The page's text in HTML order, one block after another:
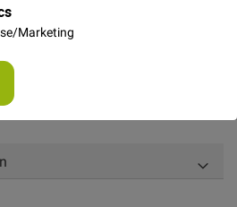
Marketing
55cm lang, grün